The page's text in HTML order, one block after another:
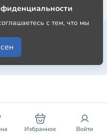
Избранное Войти
с тем, что мы